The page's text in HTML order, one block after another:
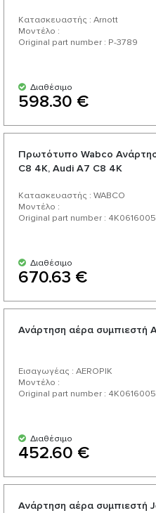
Κατασκευαστής : Arnott
Μοντέλο :
Original part number : P-3789
Διαθέσιμο
598.30 €
Πρωτότυπο Wabco
C8 4K, Audi А7 C8 4K
Κατασκευαστής : WABCO
Μοντέλο :
Original part number : 4K0616005
Διαθέσιμο
670.63 €
Ανάρτηση αέρα συμπιεστή
Εισαγωγέας : AEROPIK
Μοντέλο :
Original part number : 4K0616005
Διαθέσιμο
452.60 €
Ανάρτηση αέρα συμπιεστή